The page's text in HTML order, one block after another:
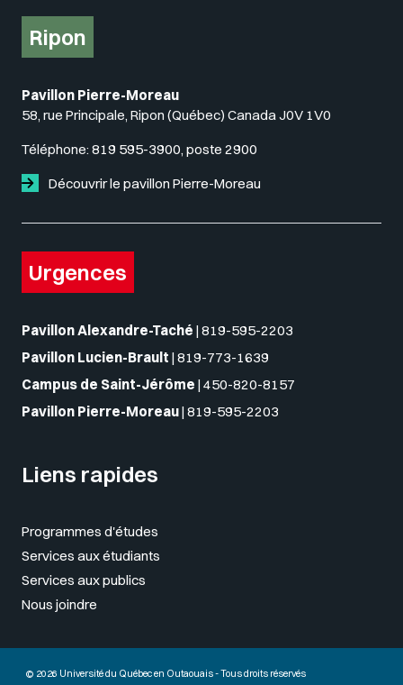
Ripon
Pavillon Pierre-Moreau
58, rue Principale, Ripon (Québec) Canada J0V 1V0
Téléphone: 819 595-3900, poste 2900
Découvrir le pavillon Pierre-Moreau
Urgences
Pavillon Alexandre-Taché | 819-595-2203
Pavillon Lucien-Brault | 819-773-1639
Campus de Saint-Jérôme | 450-820-8157
Pavillon Pierre-Moreau| 819-595-2203
Liens rapides
Programmes d'études
Services aux étudiants
Services aux publics
Nous joindre
© 2026 Université du Québec en Outaouais - Tous droits réservés